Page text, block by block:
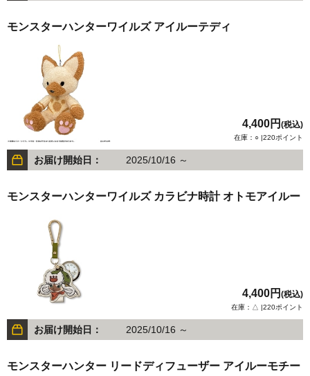
モンスターハンターワイルズ アイルーテディ
4,400円 (税込)
在庫：○ |220ポイント
お届け開始日： 2025/10/16 ～
モンスターハンターワイルズ カラビナ時計 オトモアイルー
4,400円 (税込)
在庫：△ |220ポイント
お届け開始日： 2025/10/16 ～
モンスターハンター リードディフューザー アイルーモチー